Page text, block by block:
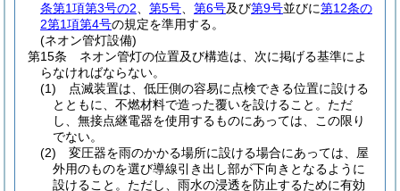
条第1項第3号の2
第5号 第6号及び第9号並びに第12条の
2第1項第4号の規定を準用する。
(ネオン管灯設備)
第15条
ネオン管灯の位置及び構造は、次に掲げる基準によ
らなければならない。
(1)
点滅装置は、低圧側の容易に点検できる位置に設ける
とともに、不燃材料で造った覆いを設けること。 ただ
し、無接点継電器を使用するものにあっては、この限り
でない。
(2)
変圧器を雨のかかる場所に設ける場合にあっては、屋
外用のものを選び導線引き出し部が下向きとなるように
設けること。 ただし、雨水の浸透を防止するために有効